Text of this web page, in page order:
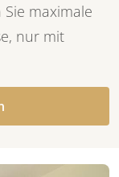
maximale
nur mit